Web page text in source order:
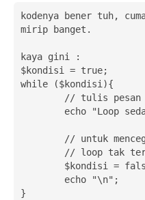
kodenya bener tuh,
mirip banget.
kaya gini :
$kondisi = true;
while ($kondisi){
}